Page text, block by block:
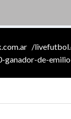
/
ganador-de-